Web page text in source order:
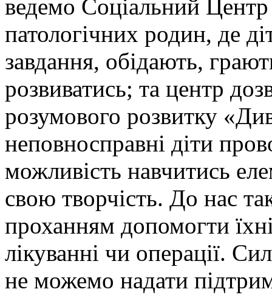
ведемо Соціальний
патологічних родин, де
завдання, обідають,
розвиватись; та центр
розумового розвитку
неповносправні діти
можливість навчитись
свою творчість. До нас
проханням допомогти
лікуванні чи операції.
не можемо надати